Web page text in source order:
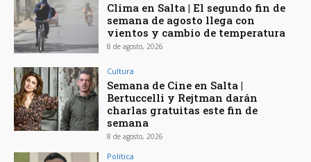
Clima en Salta | El segundo fin de
semana de agosto llega con
vientos y cambio de temperatura
8 de agosto, 2026
Cultura
Semana de Cine en Salta |
Bertuccelli y Rejtman darán
charlas gratuitas este fin de
semana
8 de agosto, 2026
Política